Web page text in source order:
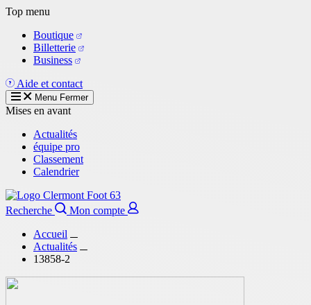
Aller
contenu
principal
Top menu
Boutique
Billetterie
Business
Aide et contact
Menu Fermer
Mises en avant
Actualités
équipe pro
Classement
Calendrier
Recherche
Mon compte
Accueil
Actualités
13858-2